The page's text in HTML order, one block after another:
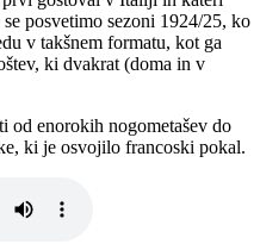
posvetimo sezoni 1924/25, ko
v takšnem formatu, kot ga
ki dvakrat (doma in v
od enorokih nogometašev do
ki je osvojilo francoski pokal.